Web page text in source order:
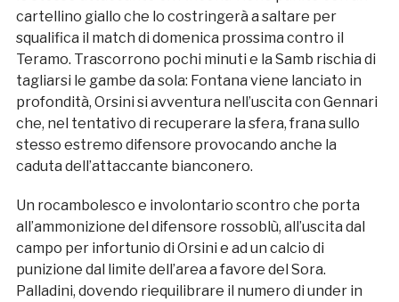
cartellino giallo che lo costringerà a saltare per
squalifica il match di domenica prossima contro il
Teramo. Trascorrono pochi minuti e la Samb rischia di
tagliarsi le gambe da sola: Fontana viene lanciato in
profondità, Orsini si avventura nell’uscita con Gennari
che, nel tentativo di recuperare la sfera, frana sullo
stesso estremo difensore provocando anche la
caduta dell’attaccante bianconero.
Un rocambolesco e involontario scontro che porta
all’ammonizione del difensore rossoblù, all’uscita dal
campo per infortunio di Orsini e ad un calcio di
punizione dal limite dell’area a favore del Sora.
Palladini, dovendo riequilibrare il numero di under in